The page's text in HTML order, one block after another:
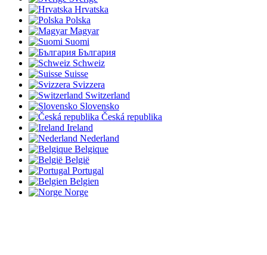
Hrvatska
Polska
Magyar
Suomi
България
Schweiz
Suisse
Svizzera
Switzerland
Slovensko
Česká republika
Ireland
Nederland
Belgique
België
Portugal
Belgien
Norge